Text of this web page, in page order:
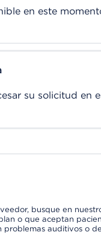
en este
su solicitud en
busque en
o que aceptan
problemas auditivos o